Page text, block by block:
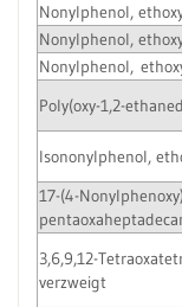
Nonylphenol,
Nonylphenol,
Nonylphenol,
Poly(oxy-1,2-
Isononylphenol,
17-(4-
3,6,9,12-
verzweigt